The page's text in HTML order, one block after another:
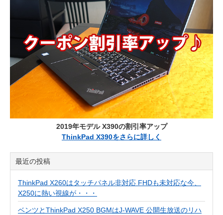
2019年モデル X390の割引率アップ
ThinkPad X390をさらに詳しく
最近の投稿
ThinkPad X260はタッチパネル非対応 FHDも未対応な今、
X250に熱い視線が・・・
ベンツとThinkPad X250 BGMはJ-WAVE 公開生放送のリハ